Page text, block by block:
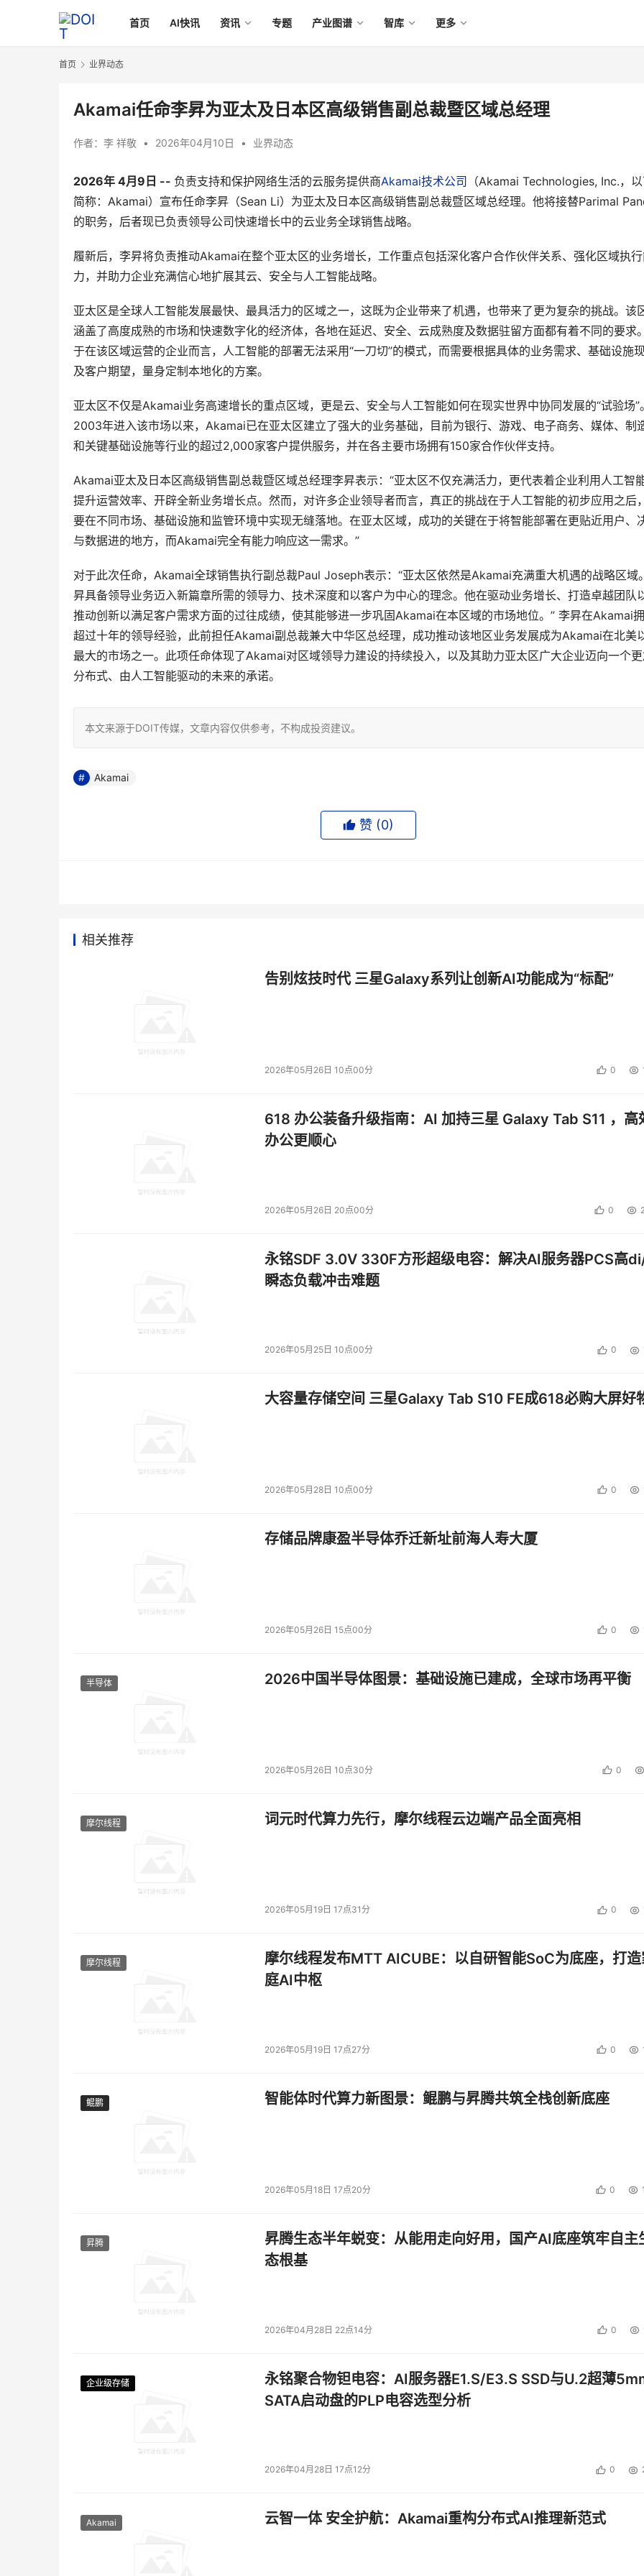
首页 AI快讯 资讯 专题 产业图谱 智库 更多
首页 业界动态
Akamai任命李昇为亚太及日本区高级销售副总裁暨区域总经理
作者： 李 祥敬 • 2026年04月10日 • 业界动态
2026年 4月 9 日 -- 负责支持和保护网络生活的云服务提供商Akamai技术公司
（Akamai Technologies, Inc.，
简称：Akamai）宣布任命李昇（Sean Li）为亚太及日本区高级销售副总裁暨区域总经理。他将接替Parimal
的职务，后者现已负责领导公司快速增长中的云业务全球销售战略。
履新后，李昇将负责推动Akamai在整个亚太区的业务增长，工作重点包括深化客户合作伙伴关系、强化区域执
力，并助力企业充满信心地扩展其云、安全与人工智能战略。
亚太区是全球人工智能发展最快、最具活力的区域之一，这既为企业带来了机遇，也带来了更为复杂的挑战。该
涵盖了高度成熟的市场和快速数字化的经济体，各地在延迟、安全、云成熟度及数据驻留方面都有着不同的要求
于在该区域运营的企业而言，人工智能的部署无法采用“一刀切”的模式，而需要根据具体的业务需求、基础设施
及客户期望，量身定制本地化的方案。
亚太区不仅是Akamai业务高速增长的重点区域，更是云、安全与人工智能如何在现实世界中协同发展的“试验场”
2003年进入该市场以来，Akamai已在亚太区建立了强大的业务基础，目前为银行、游戏、电子商务、媒体、制
和关键基础设施等行业的超过2,000家客户提供服务，并在各主要市场拥有150家合作伙伴支持。
Akamai亚太及日本区高级销售副总裁暨区域总经理李昇表示：“亚太区不仅充满活力，更代表着企业利用人工智
提升运营效率、开辟全新业务增长点。然而，对许多企业领导者而言，真正的挑战在于人工智能的初步应用之后
要在不同市场、基础设施和监管环境中实现无缝落地。在亚太区域，成功的关键在于将智能部署在更贴近用户、
与数据进的地方，而Akamai完全有能力响应这一需求。”
对于此次任命，Akamai全球销售执行副总裁Paul Joseph表示：“亚太区依然是Akamai充满重大机遇的战略区域
昇具备领导业务迈入新篇章所需的领导力、技术深度和以客户为中心的理念。他在驱动业务增长、打造卓越团队
推动创新以满足客户需求方面的过往成绩，使其能够进一步巩固Akamai在本区域的市场地位。” 李昇在Akamai
超过十年的领导经验，此前担任Akamai副总裁兼大中华区总经理，成功推动该地区业务发展成为Akamai在北美
最大的市场之一。此项任命体现了Akamai对区域领导力建设的持续投入，以及其助力亚太区广大企业迈向一个
分布式、由人工智能驱动的未来的承诺。
本文来源于DOIT传媒，文章内容仅供参考，不构成投资建议。
Akamai
赞 (0)
相关推荐
告别炫技时代 三星Galaxy系列让创新AI功能成为“标配”
2026年05月26日 10点00分 0
618 办公装备升级指南：AI 加持三星 Galaxy Tab S11 ，高
办公更顺心
2026年05月26日 20点00分 0
永铭SDF 3.0V 330F方形超级电容：解决AI服务器PCS高
瞬态负载冲击难题
2026年05月25日 10点00分 0
大容量存储空间 三星Galaxy Tab S10 FE成618必购大屏好
2026年05月28日 10点00分 0
存储品牌康盈半导体乔迁新址前海人寿大厦
2026年05月26日 15点00分 0
半导体 2026中国半导体图景：基础设施已建成，全球市场再平衡
2026年05月26日 10点30分 0
摩尔线程 词元时代算力先行，摩尔线程云边端产品全面亮相
2026年05月19日 17点31分 0
摩尔线程
摩尔线程发布MTT AICUBE：以自研智能SoC为底座，打
庭AI中枢
2026年05月19日 17点27分 0
鲲鹏
鲲鹏 智能体时代算力新图景：鲲鹏与昇腾共筑全栈创新底座
2026年05月18日 17点20分 0
昇腾
昇腾生态半年蜕变：从能用走向好用，国产AI底座筑牢自主
态根基
2026年04月28日 22点14分 0
企业级存储
企业级存储
企业级存储
企业级存储
永铭聚合物钽电容：AI服务器E1.S/E3.S SSD与U.2超薄
SATA启动盘的PLP电容选型分析
2026年04月28日 17点12分 0
Akamai 云智一体 安全护航：Akamai重构分布式AI推理新范式